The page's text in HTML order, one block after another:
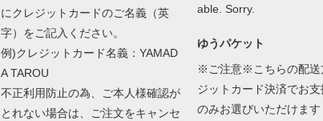
にクレジットカードのご名義（英
字）をご記入ください。
例)クレジットカード名義：YAMAD
A TAROU
不正利用防止の為、ご本人様確認が
とれない場合は、ご注文をキャンセ
able. Sorry.
ゆうパケット
※ご注意※こちらの配送
ジットカード決済でお
のみお選びいただけます